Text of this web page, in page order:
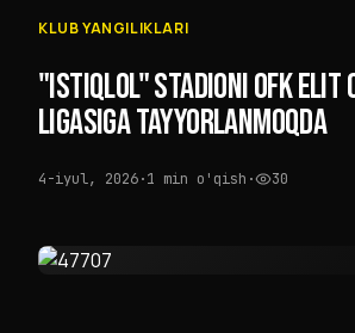
KLUB YANGILIKLARI
"ISTIQLOL" STADIONI OFK ELIT
LIGASIGA TAYYORLANMOQDA
4-iyul, 2026·1 min o'qish · 30